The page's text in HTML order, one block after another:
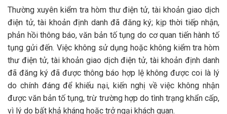
Thường xuyên kiểm tra hòm thư điện tử, tài khoản giao dịch
điện tử, tài khoản định danh đã đăng ký; kịp thời tiếp nhận,
phản hồi thông báo, văn bản tố tụng do cơ quan tiến hành tố
tụng gửi đến. Việc không sử dụng hoặc không kiểm tra hòm
thư điện tử, tài khoản giao dịch điện tử, tài khoản định danh
đã đăng ký đã được thông báo hợp lệ không được coi là lý
do chính đáng để khiếu nại, kiến nghị về việc không nhận
được văn bản tố tụng, trừ trường hợp do tình trạng khẩn cấp,
vì lý do bất khả kháng hoặc trở ngại khách quan.